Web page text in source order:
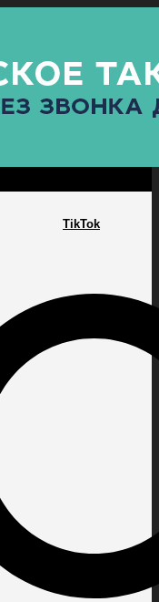
TikTok
ПРОКУРАТУРАСПОРТ